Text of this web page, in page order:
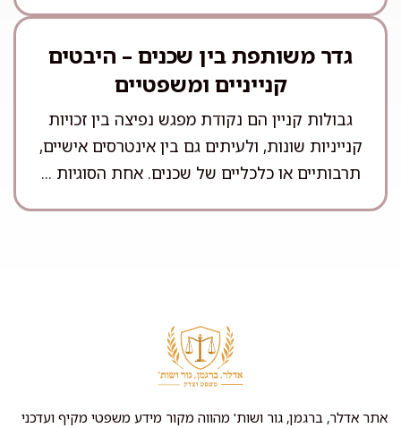
גדר משותפת בין שכנים – היבטים
קנייניים ומשפטיים
גבולות קניין הם נקודת מפגש נפיצה בין זכויות
קנייניות שונות, ולעיתים גם בין אינטרסים אישיים,
תרבותיים או כלכליים של שכנים. אחת הסוגיות ...
אתר אדלר, ברגמן, גור ושות' מהווה מקור מידע משפטי מקיף ועדכני